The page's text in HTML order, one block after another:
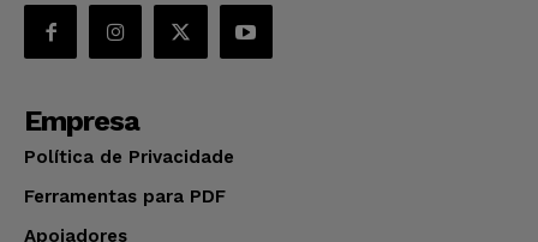
Empresa
Política de Privacidade
Ferramentas para PDF
Apoiadores